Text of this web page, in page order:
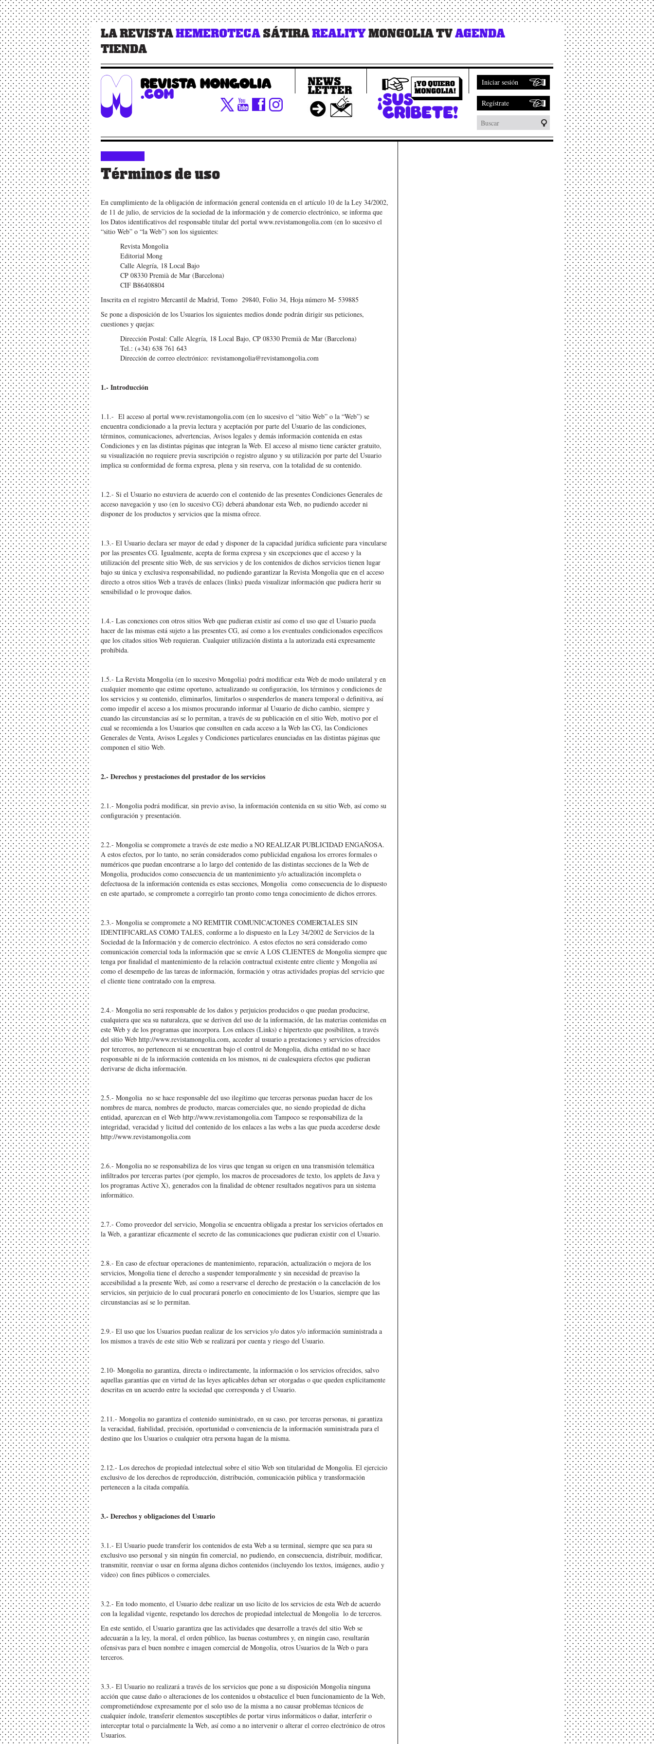
LA REVISTAHEMEROTECASÁTIRAREALITYMONGOLIA TVAGENDA
TIENDA
Iniciar sesión
Regístrate
Términos de uso
En cumplimiento de la obligación de información general contenida en el artículo 10 de la Ley 34/2002,
de 11 de julio, de servicios de la sociedad de la información y de comercio electrónico, se informa que
los Datos identificativos del responsable titular del portal www.revistamongolia.com (en lo sucesivo el
“sitio Web” o “la Web”) son los siguientes:
Revista Mongolia
Editorial Mong
Calle Alegría, 18 Local Bajo
CP 08330 Premià de Mar (Barcelona)
CIF B86408804
Inscrita en el registro Mercantil de Madrid, Tomo 29840, Folio 34, Hoja número M- 539885
Se pone a disposición de los Usuarios los siguientes medios donde podrán dirigir sus peticiones,
cuestiones y quejas:
Dirección Postal: Calle Alegría, 18 Local Bajo, CP 08330 Premià de Mar (Barcelona)
Tel.: (+34) 638 761 643
Dirección de correo electrónico: revistamongolia@revistamongolia.com
1.- Introducción
1.1.- El acceso al portal www.revistamongolia.com (en lo sucesivo el “sitio Web” o la “Web”) se
encuentra condicionado a la previa lectura y aceptación por parte del Usuario de las condiciones,
términos, comunicaciones, advertencias, Avisos legales y demás información contenida en estas
Condiciones y en las distintas páginas que integran la Web. El acceso al mismo tiene carácter gratuito,
su visualización no requiere previa suscripción o registro alguno y su utilización por parte del Usuario
implica su conformidad de forma expresa, plena y sin reserva, con la totalidad de su contenido.
1.2.- Si el Usuario no estuviera de acuerdo con el contenido de las presentes Condiciones Generales de
acceso navegación y uso (en lo sucesivo CG) deberá abandonar esta Web, no pudiendo acceder ni
disponer de los productos y servicios que la misma ofrece.
1.3.- El Usuario declara ser mayor de edad y disponer de la capacidad jurídica suficiente para vincularse
por las presentes CG. Igualmente, acepta de forma expresa y sin excepciones que el acceso y la
utilización del presente sitio Web, de sus servicios y de los contenidos de dichos servicios tienen lugar
bajo su única y exclusiva responsabilidad, no pudiendo garantizar la Revista Mongolia que en el acceso
directo a otros sitios Web a través de enlaces (links) pueda visualizar información que pudiera herir su
sensibilidad o le provoque daños.
1.4.- Las conexiones con otros sitios Web que pudieran existir así como el uso que el Usuario pueda
hacer de las mismas está sujeto a las presentes CG, así como a los eventuales condicionados específicos
que los citados sitios Web requieran. Cualquier utilización distinta a la autorizada está expresamente
prohibida.
1.5.- La Revista Mongolia (en lo sucesivo Mongolia) podrá modificar esta Web de modo unilateral y en
cualquier momento que estime oportuno, actualizando su configuración, los términos y condiciones de
los servicios y su contenido, eliminarlos, limitarlos o suspenderlos de manera temporal o definitiva, así
como impedir el acceso a los mismos procurando informar al Usuario de dicho cambio, siempre y
cuando las circunstancias así se lo permitan, a través de su publicación en el sitio Web, motivo por el
cual se recomienda a los Usuarios que consulten en cada acceso a la Web las CG, las Condiciones
Generales de Venta, Avisos Legales y Condiciones particulares enunciadas en las distintas páginas que
componen el sitio Web.
2.- Derechos y prestaciones del prestador de los servicios
2.1.- Mongolia podrá modificar, sin previo aviso, la información contenida en su sitio Web, así como su
configuración y presentación.
2.2.- Mongolia se compromete a través de este medio a NO REALIZAR PUBLICIDAD ENGAÑOSA.
A estos efectos, por lo tanto, no serán considerados como publicidad engañosa los errores formales o
numéricos que puedan encontrarse a lo largo del contenido de las distintas secciones de la Web de
Mongolia, producidos como consecuencia de un mantenimiento y/o actualización incompleta o
defectuosa de la información contenida es estas secciones, Mongolia como consecuencia de lo dispuesto
en este apartado, se compromete a corregirlo tan pronto como tenga conocimiento de dichos errores.
2.3.- Mongolia se compromete a NO REMITIR COMUNICACIONES COMERCIALES SIN
IDENTIFICARLAS COMO TALES, conforme a lo dispuesto en la Ley 34/2002 de Servicios de la
Sociedad de la Información y de comercio electrónico. A estos efectos no será considerado como
comunicación comercial toda la información que se envíe A LOS CLIENTES de Mongolia siempre que
tenga por finalidad el mantenimiento de la relación contractual existente entre cliente y Mongolia así
como el desempeño de las tareas de información, formación y otras actividades propias del servicio que
el cliente tiene contratado con la empresa.
2.4.- Mongolia no será responsable de los daños y perjuicios producidos o que puedan producirse,
cualquiera que sea su naturaleza, que se deriven del uso de la información, de las materias contenidas en
este Web y de los programas que incorpora. Los enlaces (Links) e hipertexto que posibiliten, a través
del sitio Web http://www.revistamongolia.com, acceder al usuario a prestaciones y servicios ofrecidos
por terceros, no pertenecen ni se encuentran bajo el control de Mongolia, dicha entidad no se hace
responsable ni de la información contenida en los mismos, ni de cualesquiera efectos que pudieran
derivarse de dicha información.
2.5.- Mongolia no se hace responsable del uso ilegítimo que terceras personas puedan hacer de los
nombres de marca, nombres de producto, marcas comerciales que, no siendo propiedad de dicha
entidad, aparezcan en el Web http://www.revistamongolia.com Tampoco se responsabiliza de la
integridad, veracidad y licitud del contenido de los enlaces a las webs a las que pueda accederse desde
http://www.revistamongolia.com
2.6.- Mongolia no se responsabiliza de los virus que tengan su origen en una transmisión telemática
infiltrados por terceras partes (por ejemplo, los macros de procesadores de texto, los applets de Java y
los programas Active X), generados con la finalidad de obtener resultados negativos para un sistema
informático.
2.7.- Como proveedor del servicio, Mongolia se encuentra obligada a prestar los servicios ofertados en
la Web, a garantizar eficazmente el secreto de las comunicaciones que pudieran existir con el Usuario.
2.8.- En caso de efectuar operaciones de mantenimiento, reparación, actualización o mejora de los
servicios, Mongolia tiene el derecho a suspender temporalmente y sin necesidad de preaviso la
accesibilidad a la presente Web, así como a reservarse el derecho de prestación o la cancelación de los
servicios, sin perjuicio de lo cual procurará ponerlo en conocimiento de los Usuarios, siempre que las
circunstancias así se lo permitan.
2.9.- El uso que los Usuarios puedan realizar de los servicios y/o datos y/o información suministrada a
los mismos a través de este sitio Web se realizará por cuenta y riesgo del Usuario.
2.10- Mongolia no garantiza, directa o indirectamente, la información o los servicios ofrecidos, salvo
aquellas garantías que en virtud de las leyes aplicables deban ser otorgadas o que queden explícitamente
descritas en un acuerdo entre la sociedad que corresponda y el Usuario.
2.11.- Mongolia no garantiza el contenido suministrado, en su caso, por terceras personas, ni garantiza
la veracidad, fiabilidad, precisión, oportunidad o conveniencia de la información suministrada para el
destino que los Usuarios o cualquier otra persona hagan de la misma.
2.12.- Los derechos de propiedad intelectual sobre el sitio Web son titularidad de Mongolia. El ejercicio
exclusivo de los derechos de reproducción, distribución, comunicación pública y transformación
pertenecen a la citada compañía.
3.- Derechos y obligaciones del Usuario
3.1.- El Usuario puede transferir los contenidos de esta Web a su terminal, siempre que sea para su
exclusivo uso personal y sin ningún fin comercial, no pudiendo, en consecuencia, distribuir, modificar,
transmitir, reenviar o usar en forma alguna dichos contenidos (incluyendo los textos, imágenes, audio y
video) con fines públicos o comerciales.
3.2.- En todo momento, el Usuario debe realizar un uso lícito de los servicios de esta Web de acuerdo
con la legalidad vigente, respetando los derechos de propiedad intelectual de Mongolia lo de terceros.
En este sentido, el Usuario garantiza que las actividades que desarrolle a través del sitio Web se
adecuarán a la ley, la moral, el orden público, las buenas costumbres y, en ningún caso, resultarán
ofensivas para el buen nombre e imagen comercial de Mongolia, otros Usuarios de la Web o para
terceros.
3.3.- El Usuario no realizará a través de los servicios que pone a su disposición Mongolia ninguna
acción que cause daño o alteraciones de los contenidos u obstaculice el buen funcionamiento de la Web,
comprometiéndose expresamente por el solo uso de la misma a no causar problemas técnicos de
cualquier índole, transferir elementos susceptibles de portar virus informáticos o dañar, interferir o
interceptar total o parcialmente la Web, así como a no intervenir o alterar el correo electrónico de otros
Usuarios.